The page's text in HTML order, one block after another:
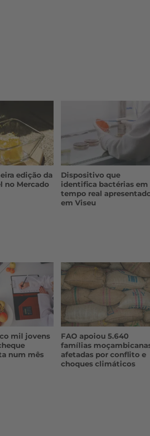
edição da
no Mercado
Dispositivo que
identifica bactérias em
tempo real
em Viseu
mil jovens
num mês
FAO apoiou 5.640
famílias
afetadas por conflito e
choques climáticos